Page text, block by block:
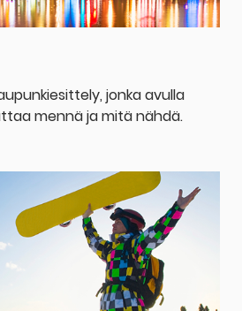
jonka avulla
mennä ja mitä nähdä.